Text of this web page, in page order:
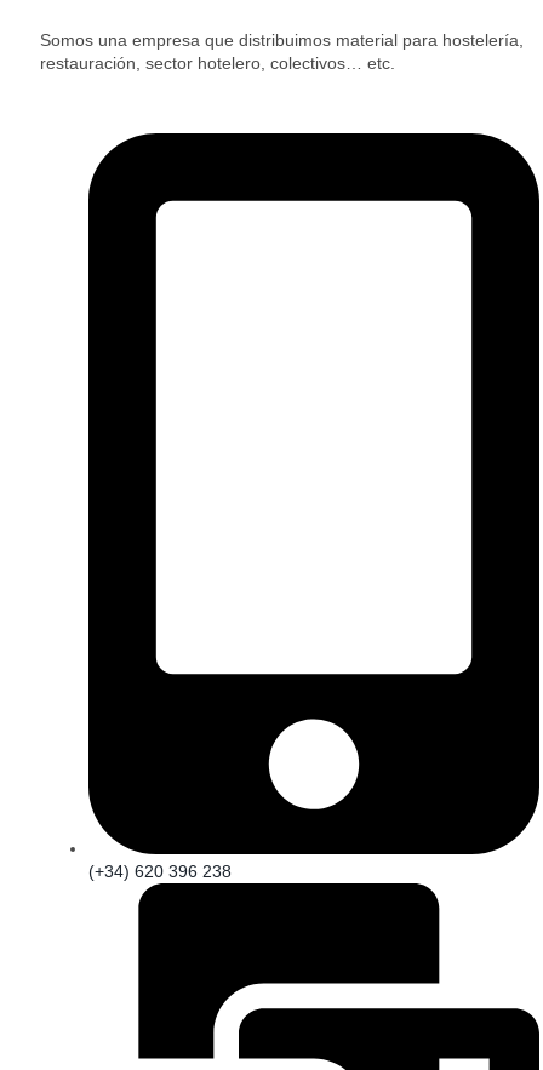
Somos una empresa que distribuimos material para hostelería,
restauración, sector hotelero, colectivos… etc.
(+34) 620 396 238